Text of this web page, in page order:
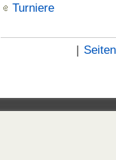
Turniere
|